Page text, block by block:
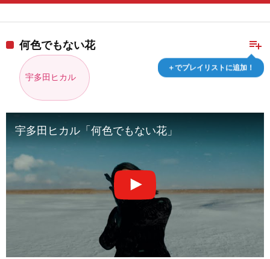
playlist_add
＋でプレイリストに追加！
何色でもない花
宇多田ヒカル
宇多田ヒカル「何色でもない花」